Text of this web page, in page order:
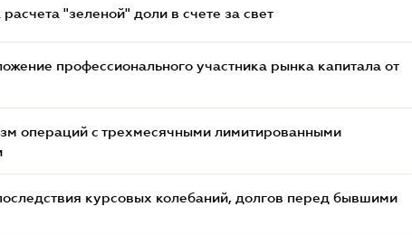
"зеленой" доли в счете за свет
профессионального участника рынка капитала от
операций с трехмесячными лимитированными
курсовых колебаний, долгов перед бывшими